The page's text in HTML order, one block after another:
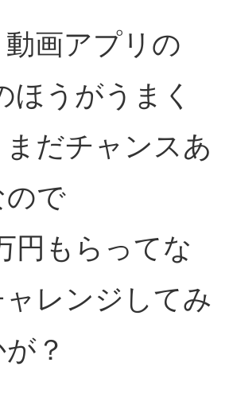
画アプリの
ほうがうまく
だチャンスあ
ので
円もらってな
レンジしてみ
？